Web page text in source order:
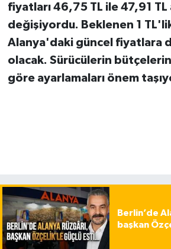
fiyatları 46,75 TL ile 47,91 TL
değişiyordu. Beklenen 1
Alanya'daki güncel fiyatlara
olacak. Sürücülerin
göre ayarlamaları önem
Berlin’de
başkan